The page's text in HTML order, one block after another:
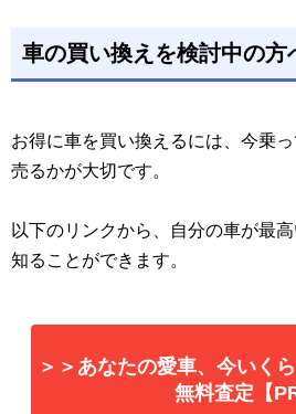
車の買い換えを検討中の方
お得に車を買い換えるには、今乗
売るかが大切です。
以下のリンクから、自分の車が最
知ることができます。
＞＞あなたの愛車、今いく
無料査定【PR